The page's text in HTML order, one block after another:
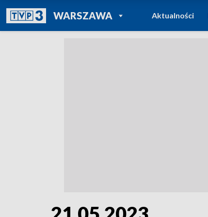
WARSZAWAPOWRÓT DO
TVP REGIONY
Aktualności